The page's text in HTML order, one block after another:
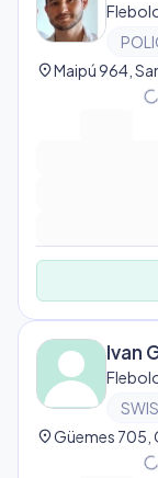
location_on
Ivan
location_on